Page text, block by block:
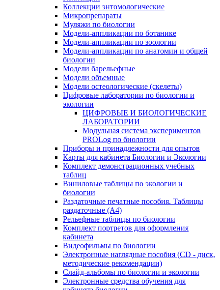
Коллекции энтомологические
Микропрепараты
Муляжи по биологии
Модели-аппликации по ботанике
Модели-аппликации по зоологии
Модели-аппликации по анатомии и общей
биологии
Модели барельефные
Модели объемные
Модели остеологические (скелеты)
Цифровые лаборатории по биологии и
экологии
ЦИФРОВЫЕ И БИОЛОГИЧЕСКИЕ
ЛАБОРАТОРИИ
Модульная система экспериментов
PROLog по биологии
Приборы и принадлежности для опытов
Карты для кабинета Биологии и Экологии
Комплект демонстрационных учебных
таблиц
Виниловые таблицы по экологии и
биологии
Раздаточные печатные пособия. Таблицы
раздаточные (А4)
Рельефные таблицы по биологии
Комплект портретов для оформления
кабинета
Видеофильмы по биологии
Электронные наглядные пособия (CD - диск,
методические рекомендации)
Слайд-альбомы по биологии и экологии
Электронные средства обучения для